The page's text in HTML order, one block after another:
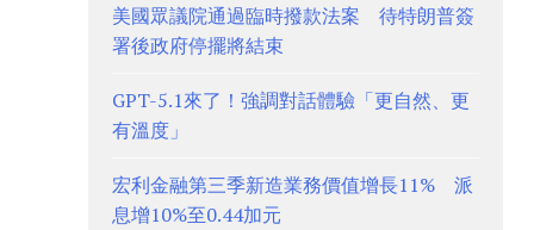
美國眾議院通過臨時撥款法案 待特朗普簽
署後政府停擺將結束
GPT-5.1來了！強調對話體驗「更自然、更
有溫度」
宏利金融第三季新造業務價值增長11% 派
息增10%至0.44加元